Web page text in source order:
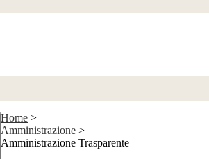
Home >
Amministrazione >
Amministrazione Trasparente